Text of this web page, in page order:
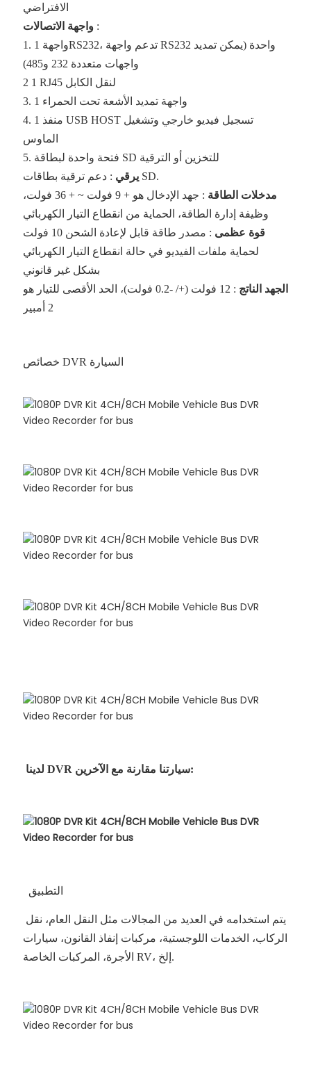
الافتراضي
:
1. واجهة 1RS232، تدعم واجهة RS232 واحدة (يمكن تمديد
واجهات متعددة 232 و485)
2 1 RJ45 لنقل الكابل
3. 1 واجهة تمديد الأشعة تحت الحمراء
4. 1 منفذ USB HOST تسجيل فيديو خارجي وتشغيل
الماوس
5. فتحة واحدة لبطاقة SD للتخزين أو الترقية
يرقي : دعم ترقية بطاقات SD.
مدخلات الطاقة
: جهد الإدخال هو + 9 فولت ~ + 36 فولت،
وظيفة إدارة الطاقة، الحماية من انقطاع التيار الكهربائي
قوة عظمى
: مصدر طاقة قابل لإعادة الشحن 10 فولت
لحماية ملفات الفيديو في حالة انقطاع التيار الكهربائي
بشكل غير قانوني
الجهد الناتج
: 12 فولت (+/ -0.2 فولت)، الحد الأقصى للتيار هو
خصائص DVR السيارة
لدينا DVR سيارتنا مقارنة مع الآخرين:
التطبيق
الركاب، الخدمات اللوجستية، مركبات إنفاذ القانون، سيارات
الأجرة، المركبات الخاصة RV، إلخ.